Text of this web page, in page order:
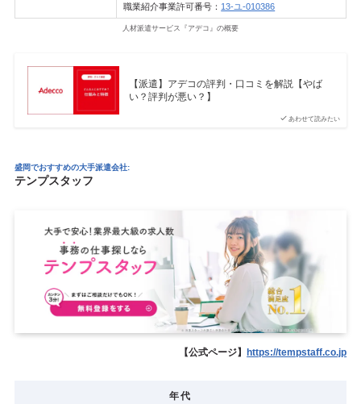
職業紹介事業許可番号： 13-ユ-010386
人材派遣サービス『アデコ』の概要
あわせて読みたい
【派遣】アデコの評判・口コミを解説【やば
い？評判が悪い？】
盛岡でおすすめの大手派遣会社:
テンプスタッフ
【公式ページ】https://tempstaff.co.jp
年代